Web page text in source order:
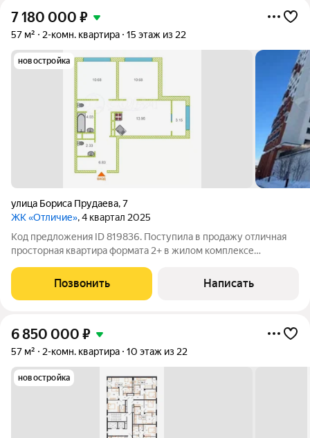
7 180 000 ₽
57 м² 2-комн. квартира 15 этаж из 22
новостройка
улица Бориса Прудаева,7
ЖК «Отличие», 4 квартал 2025
Код предложения ID 819836. Поступила в продажу отличная
просторная квартира формата 2+ в жилом комплексе
улучшенной черновой отделкой, что значительно снижает
расходы на последующий ремонт и
Позвонить Написать
6 850 000 ₽
57 м² 2-комн. квартира 10 этаж из 22
новостройка